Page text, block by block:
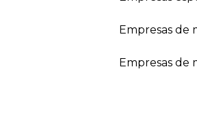
empresas de
empresas